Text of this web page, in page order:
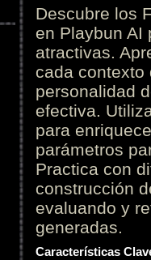
Descubre los
en Playbun AI
atractivas.
cada contexto
personalidad
efectiva.
para
parámetros
Practica con
construcción
evaluando y
generadas.
Características